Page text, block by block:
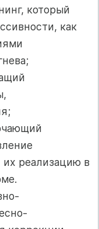
который
как
реализацию в